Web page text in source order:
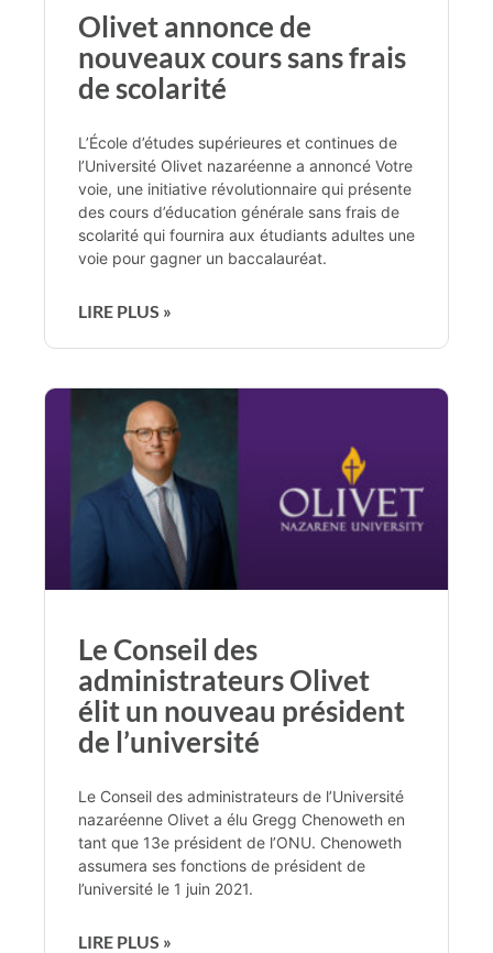
Olivet annonce de
nouveaux cours sans frais
de scolarité
L’École d’études supérieures et continues de
l’Université Olivet nazaréenne a annoncé Votre
voie, une initiative révolutionnaire qui présente
des cours d’éducation générale sans frais de
scolarité qui fournira aux étudiants adultes une
voie pour gagner un baccalauréat.
LIRE PLUS »
Le Conseil des
administrateurs Olivet
élit un nouveau président
de l’université
Le Conseil des administrateurs de l’Université
nazaréenne Olivet a élu Gregg Chenoweth en
tant que 13e président de l’ONU. Chenoweth
assumera ses fonctions de président de
l’université le 1 juin 2021.
LIRE PLUS »